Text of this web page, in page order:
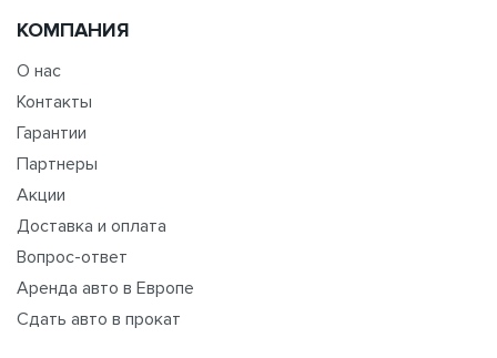
КОМПАНИЯ
О нас
Контакты
Гарантии
Партнеры
Акции
Доставка и оплата
Вопрос-ответ
Аренда авто в Европе
Сдать авто в прокат